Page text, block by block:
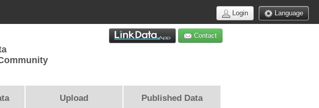
Language
Login
Contact
Upload Published Data